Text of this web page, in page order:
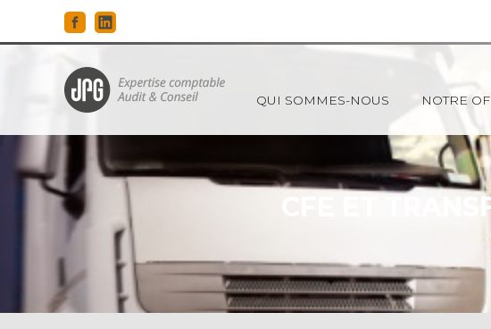
au
contenu
Principal
QUI SOMMES-NOUS NOTRE
CFE ET